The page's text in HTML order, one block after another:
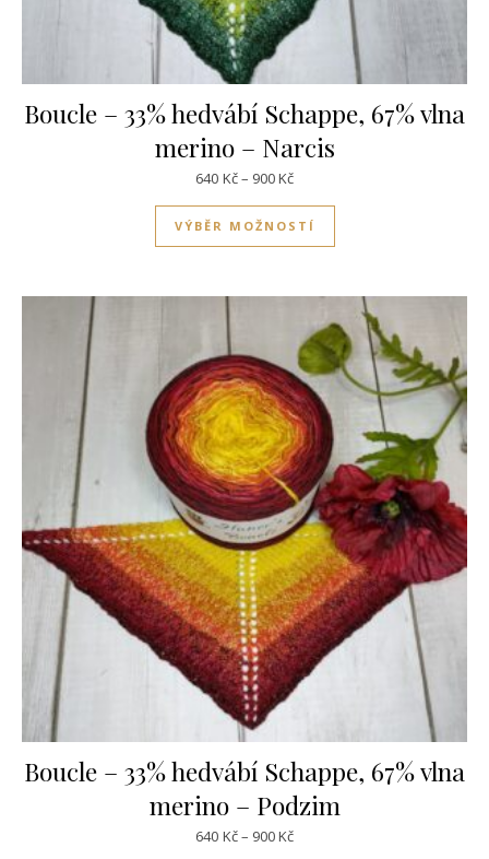
Boucle – 33% hedvábí Schappe, 67% vlna
merino – Narcis
640 Kč– 900KčRozpětí cen: 640Kč až 900Kč
VÝBĚR MOŽNOSTÍ
Tento produkt má
Boucle – 33% hedvábí Schappe, 67% vlna
merino – Podzim
640 Kč– 900KčRozpětí cen: 640Kč až 900Kč